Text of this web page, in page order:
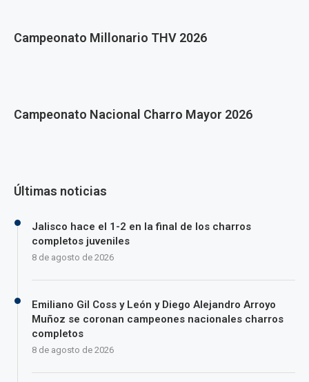
Campeonato Millonario THV 2026
Campeonato Nacional Charro Mayor 2026
Últimas noticias
Jalisco hace el 1-2 en la final de los charros
completos juveniles
8 de agosto de 2026
Emiliano Gil Coss y León y Diego Alejandro Arroyo
Muñoz se coronan campeones nacionales charros
completos
8 de agosto de 2026